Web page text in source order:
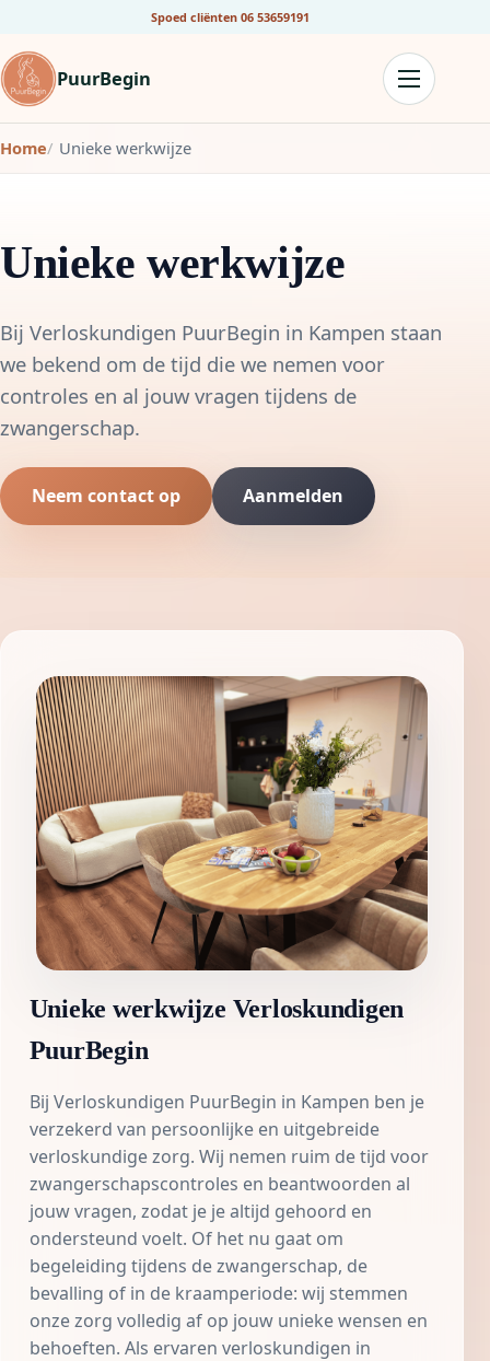
Spoed cliënten 06 53659191
PuurBegin
Home Unieke werkwijze
Unieke werkwijze
Bij Verloskundigen PuurBegin in Kampen staan
we bekend om de tijd die we nemen voor
controles en al jouw vragen tijdens de
zwangerschap.
Neem contact op Aanmelden
Unieke werkwijze Verloskundigen
PuurBegin
Bij Verloskundigen PuurBegin in Kampen ben je
verzekerd van persoonlijke en uitgebreide
verloskundige zorg. Wij nemen ruim de tijd voor
zwangerschapscontroles en beantwoorden al
jouw vragen, zodat je je altijd gehoord en
ondersteund voelt. Of het nu gaat om
begeleiding tijdens de zwangerschap, de
bevalling of in de kraamperiode: wij stemmen
onze zorg volledig af op jouw unieke wensen en
behoeften. Als ervaren verloskundigen in